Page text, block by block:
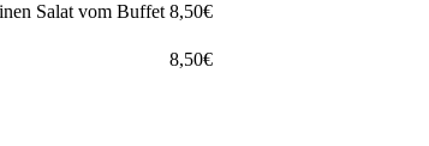
Salat vom Buffet 8,50€
8,50€